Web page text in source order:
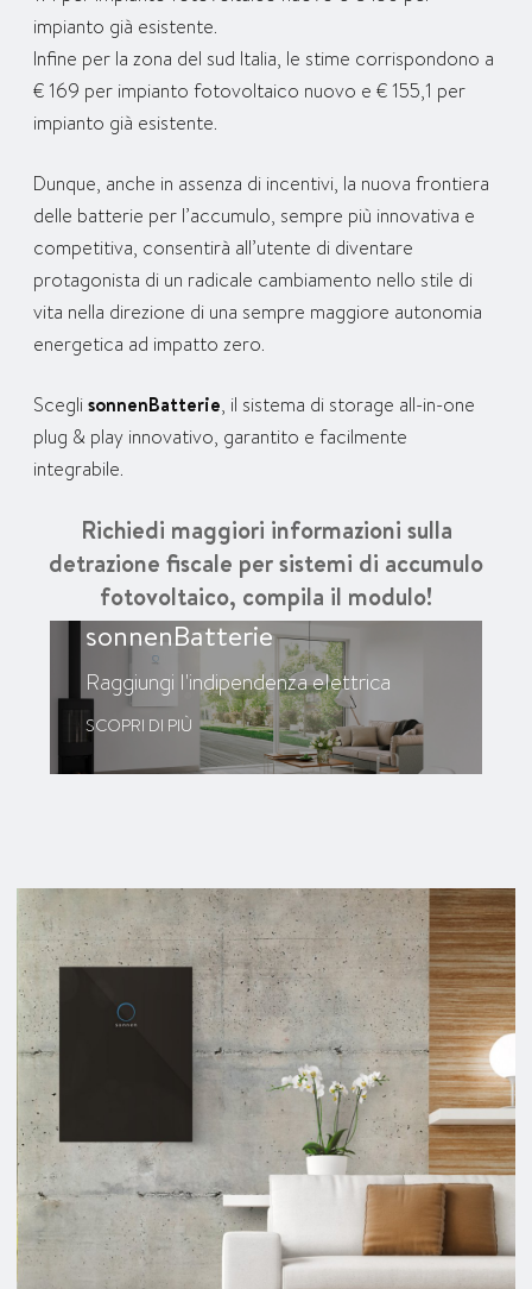
impianto già esistente.
Infine per la zona del sud Italia, le stime corrispondono a
€ 169 per impianto fotovoltaico nuovo e € 155,1 per
impianto già esistente.
Dunque, anche in assenza di incentivi, la nuova frontiera
delle batterie per l’accumulo, sempre più innovativa e
competitiva, consentirà all’utente di diventare
protagonista di un radicale cambiamento nello stile di
vita nella direzione di una sempre maggiore autonomia
energetica ad impatto zero.
SceglisonnenBatterie, il sistema di storage all-in-one
plug & play innovativo, garantito e facilmente
integrabile.
Richiedi maggiori informazioni sulla
detrazione fiscale per sistemi di accumulo
fotovoltaico, compila il modulo!
sonnenBatterie
Raggiungi l'indipendenza elettrica
SCOPRI DI PIÙ